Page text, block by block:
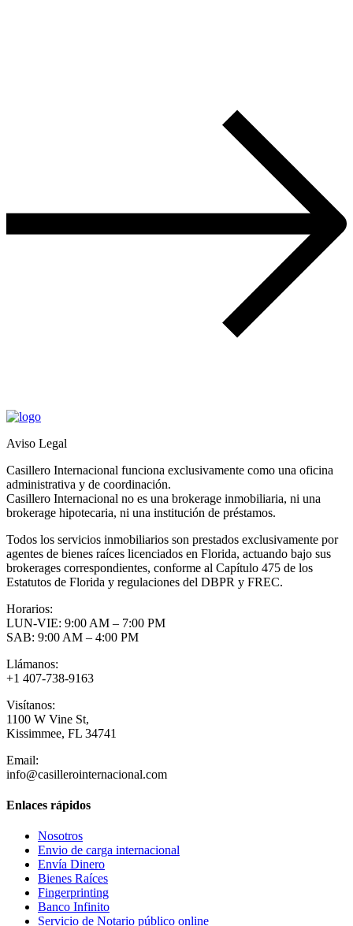
Aviso Legal
Casillero Internacional funciona exclusivamente como una oficina
administrativa y de coordinación.
Casillero Internacional no es una brokerage inmobiliaria, ni una
brokerage hipotecaria, ni una institución de préstamos.
Todos los servicios inmobiliarios son prestados exclusivamente por
agentes de bienes raíces licenciados en Florida, actuando bajo sus
brokerages correspondientes, conforme al Capítulo 475 de los
Estatutos de Florida y regulaciones del DBPR y FREC.
Horarios:
LUN-VIE: 9:00 AM – 7:00 PM
SAB: 9:00 AM – 4:00 PM
Llámanos:
+1 407-738-9163
Visítanos:
1100 W Vine St,
Kissimmee, FL 34741
Email:
info@casillerointernacional.com
Enlaces rápidos
Nosotros
Envio de carga internacional
Envía Dinero
Bienes Raíces
Fingerprinting
Banco Infinito
Servicio de Notario público online